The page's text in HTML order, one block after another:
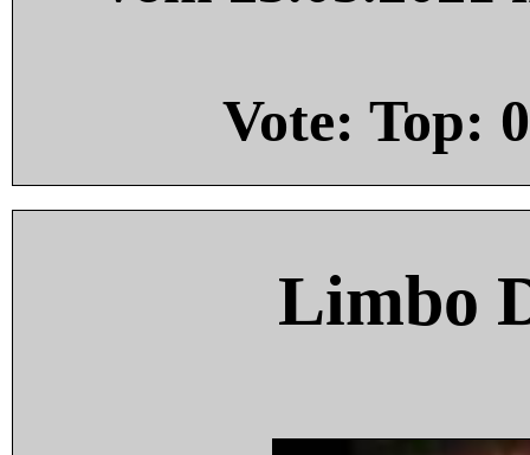
Vote: Top: 0
Limbo